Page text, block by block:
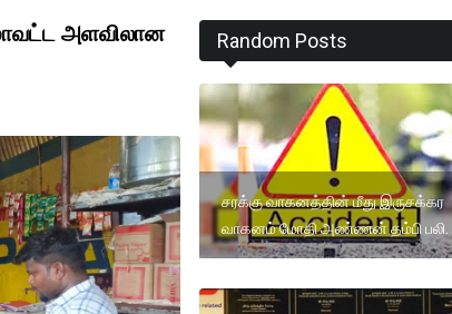
அளவிலான
Random Posts
சரக்கு வாகனத்தின் மீது இருசக்கர
வாகனம் மோதி அண்ணன் தம்பி பலி.